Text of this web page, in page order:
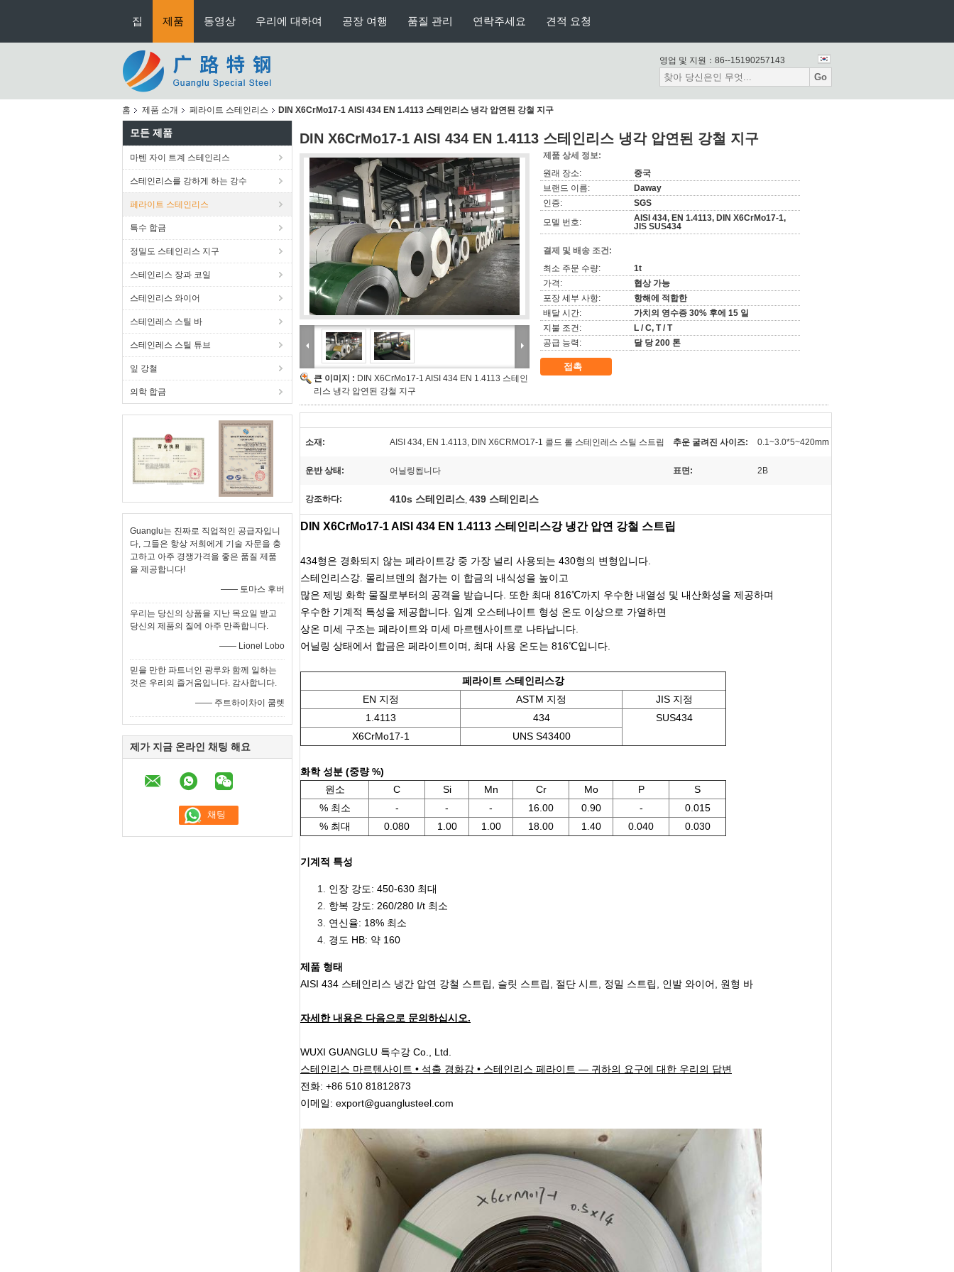
집 제품 동영상 우리에 대하여 공장 여행 품질 관리 연락주세요 견적 요청
영업 및 지원： 86--15190257143
Go
홈 제품 소개 페라이트 스테인리스 DIN X6CrMo17-1 AISI 434 EN 1.4113 스테인리스 냉각 압연된 강철 지구
모든 제품
마텐 자이 트계 스테인리스
스테인리스를 강하게 하는 강수
페라이트 스테인리스
특수 합금
정밀도 스테인리스 지구
스테인리스 장과 코일
스테인리스 와이어
스테인레스 스틸 바
스테인레스 스틸 튜브
잎 강철
의학 합금
Guanglu는 진짜로 직업적인 공급자입니
다, 그들은 항상 저희에게 기술 자문을 충
고하고 아주 경쟁가격을 좋은 품질 제품
을 제공합니다!
—— 토마스 후버
우리는 당신의 상품을 지난 목요일 받고
당신의 제품의 질에 아주 만족합니다.
—— Lionel Lobo
믿을 만한 파트너인 광루와 함께 일하는
것은 우리의 즐거움입니다. 감사합니다.
—— 주트하이차이 쿰렛
제가 지금 온라인 채팅 해요
DIN X6CrMo17-1 AISI 434 EN 1.4113 스테인리스 냉각 압연된 강철 지구
큰 이미지 : DIN X6CrMo17-1 AISI 434 EN 1.4113 스테인
리스 냉각 압연된 강철 지구
제품 상세 정보:
원래 장소:
중국
브랜드 이름:
Daway
인증:
SGS
모델 번호:
AISI 434, EN 1.4113, DIN X6CrMo17-1,
JIS SUS434
결제 및 배송 조건:
최소 주문 수량:
1t
가격:
협상 가능
포장 세부 사항:
항해에 적합한
배달 시간:
가치의 영수증 30% 후에 15 일
지불 조건:
L / C, T / T
공급 능력:
달 당 200 톤
접촉
소재: AISI 434, EN 1.4113, DIN X6CRMO17-1 콜드 롤 스테인레스 스틸 스트립 추운 굴려진 사이즈: 0.1~3.0*5~420mm
운반 상태: 어닐링됩니다 표면: 2B
강조하다: 410s 스테인리스, 439 스테인리스
DIN X6CrMo17-1 AISI 434 EN 1.4113 스테인리스강 냉간 압연 강철 스트립
434형은 경화되지 않는 페라이트강 중 가장 널리 사용되는 430형의 변형입니다.
스테인리스강. 몰리브덴의 첨가는 이 합금의 내식성을 높이고
많은 제빙 화학 물질로부터의 공격을 받습니다. 또한 최대 816℃까지 우수한 내열성 및 내산화성을 제공하며
우수한 기계적 특성을 제공합니다. 임계 오스테나이트 형성 온도 이상으로 가열하면
상온 미세 구조는 페라이트와 미세 마르텐사이트로 나타납니다.
어닐링 상태에서 합금은 페라이트이며, 최대 사용 온도는 816℃입니다.
페라이트 스테인리스강
EN 지정
ASTM 지정
JIS 지정
1.4113
434
SUS434
X6CrMo17-1
UNS S43400
화학 성분 (중량 %)
원소
C Si Mn Cr Mo P
S
% 최소
- - - 16.00 0.90 -
0.015
% 최대
0.080 1.00 1.00 18.00 1.40 0.040 0.030
기계적 특성
인장 강도: 450-630 최대
항복 강도: 260/280 I/t 최소
연신율: 18% 최소
경도 HB: 약 160
제품 형태
AISI 434 스테인리스 냉간 압연 강철 스트립, 슬릿 스트립, 절단 시트, 정밀 스트립, 인발 와이어, 원형 바
자세한 내용은 다음으로 문의하십시오.
WUXI GUANGLU 특수강 Co., Ltd.
스테인리스 마르텐사이트 • 석출 경화강 • 스테인리스 페라이트 — 귀하의 요구에 대한 우리의 답변
전화: +86 510 81812873
이메일: export@guanglusteel.com